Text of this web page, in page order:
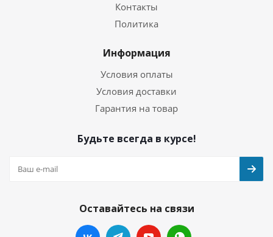
Контакты
Политика
Информация
Условия оплаты
Условия доставки
Гарантия на товар
Будьте всегда в курсе!
Оставайтесь на связи